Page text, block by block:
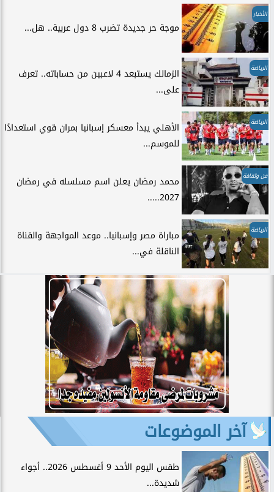
الأخبار
موجة حر جديدة تضرب 8 دول عربية.. هل...
الرياضة
الزمالك يستبعد 4 لاعبين من حساباته.. تعرف
على...
الرياضة
الأهلي يبدأ معسكر إسبانيا بمران قوي استعدادًا
للموسم...
فن وثقافة
محمد رمضان يعلن اسم مسلسله في رمضان
2027.....
الرياضة
مباراة مصر وإسبانيا.. موعد المواجهة والقناة
الناقلة في...
آخر الموضوعات
طقس اليوم الأحد 9 أغسطس 2026.. أجواء
شديدة...